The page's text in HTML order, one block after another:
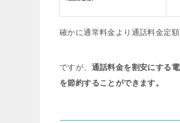
確かに通常料金より通話料金定
ですが、 通話料金を割安にする
を節約することができます。